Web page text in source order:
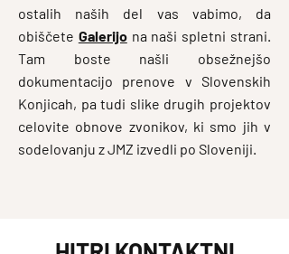
ostalih naših del vas vabimo, da
obiščete Galerijona naši spletni strani.
Tam boste našli obsežnejšo
dokumentacijo prenove v Slovenskih
Konjicah, pa tudi slike drugih projektov
celovite obnove zvonikov, ki smo jih v
sodelovanju z JMZ izvedli po Sloveniji.